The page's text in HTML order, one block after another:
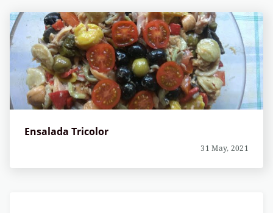
Ensalada Tricolor
31 May, 2021